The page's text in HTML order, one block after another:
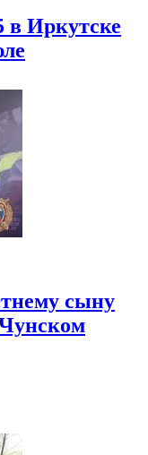
Иркутске
сыну